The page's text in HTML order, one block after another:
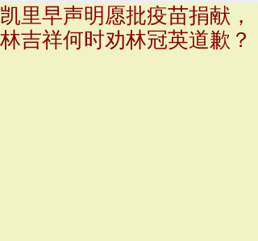
凯里早声明愿批疫苗捐献，
林吉祥何时劝林冠英道歉？